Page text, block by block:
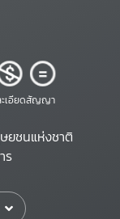
ะเอียดสัญญา
ยชนแห่งชาติ
ร